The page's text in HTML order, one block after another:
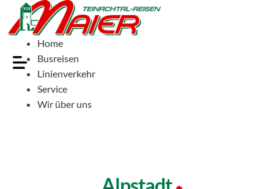
Home
Busreisen
Linienverkehr
Service
Wir über uns